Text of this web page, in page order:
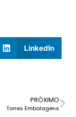
LinkedIn
PRÓXIMO
Torres Embalagens